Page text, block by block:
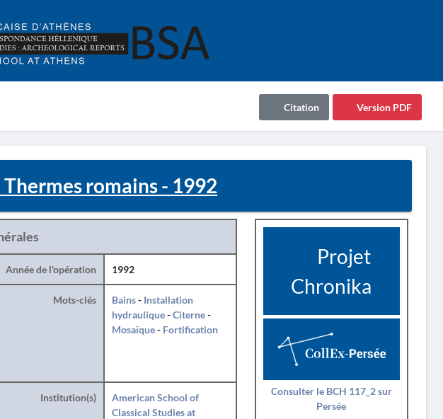
Version PDF
Citation
romains - 1992
Année de l'opération 1992
Mots-clés Bains- Installation
hydraulique-Citerne-
Mosaïque- Fortification
Institution(s)
American School of
Classical Studies at
Projet
Chronika
Consulter le BCH 117_2 sur
Persée